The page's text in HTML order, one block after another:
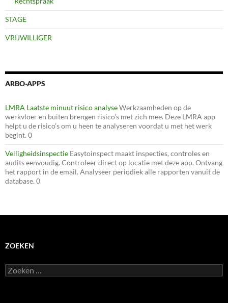
STAGE
VRIJWILLIGER
ARBO-APPS
LMRA Laatste minuut risico analyseWerkzaamheden op de
werkvloer en buiten brengen risico’s met zich mee. Deze LMRA app
helpt u de risico’s om u heen te analyseren voordat u met het werk
begint. 0
Veiligheidsinspectie Easytoinspect maakt inspecties, controles en
audits eenvoudig. Controleer direct op locatie met deze app. Ontvang
het rapport in de email. Analyseer periodiek alle rapporten vanuit de
database. 0
ZOEKEN
Zoeken
naar: